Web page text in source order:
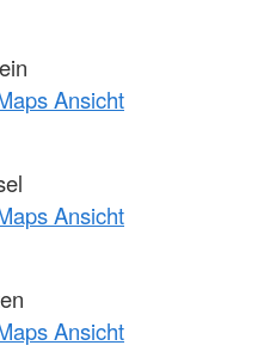
Ansicht
Ansicht
Ansicht